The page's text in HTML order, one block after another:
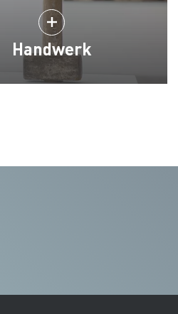
Handwerk